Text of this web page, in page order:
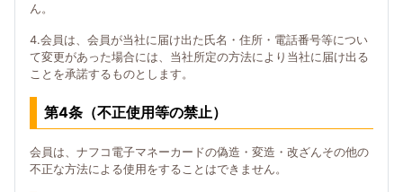
ん。
4.会員は、会員が当社に届け出た氏名・住所・電話番号等につい
て変更があった場合には、当社所定の方法により当社に届け出る
ことを承諾するものとします。
第4条（不正使用等の禁止）
会員は、ナフコ電子マネーカードの偽造・変造・改ざんその他の
不正な方法による使用をすることはできません。